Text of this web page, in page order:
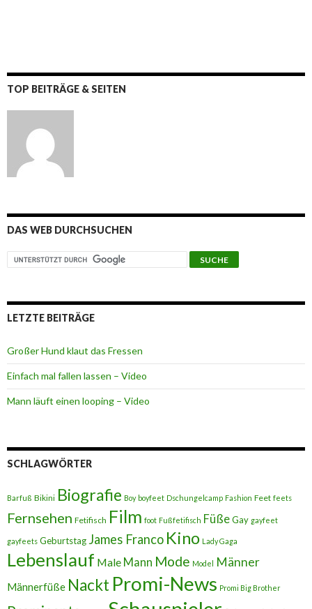
TOP BEITRÄGE & SEITEN
DAS WEB DURCHSUCHEN
LETZTE BEITRÄGE
Großer Hund klaut das Fressen
Einfach mal fallen lassen – Video
Mann läuft einen looping – Video
SCHLAGWÖRTER
Barfuß Bikini Biografie Boy boyfeet Dschungelcamp Fashion Feet feets
Fernsehen Fetifisch Film foot Fußfetifisch FüßeGay gayfeet
gayfeets Geburtstag James Franco Kino Lady Gaga
Lebenslauf Male Mann Mode Model Männer
Männerfüße Nackt Promi-News Promi Big Brother